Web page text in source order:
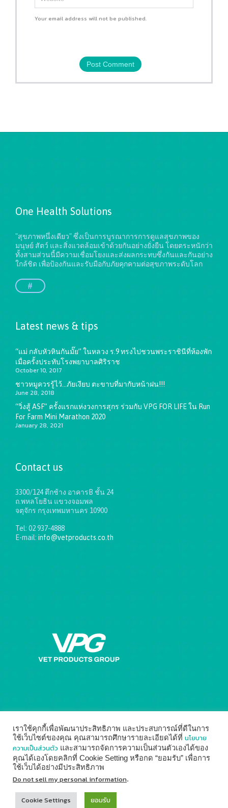
Your email address will not be published.
One Health Solutions
"สุขภาพหนึ่งเดียว" ซึ่งเป็นการบูรณาการการดูแลสุขภาพของ
มนุษย์ สัตว์ และสิ่งแวดล้อมเข้าด้วยกันอย่างยั่งยืนโดยตระหนักว่า
ทั้งสามส่วนนี้มีความเชื่อมโยงและส่งผลกระทบซึ่งกันและกันอย่าง
ใกล้ชิด เพื่อป้องกันและรับมือกับภัยคุกคามต่อสุขภาพระดับโลก
#
Latest news & tips
“แม่ กลับหัวหินกันมั๊ย” ในหลวง ร.9 ทรงไปชวนพระราชินีที่ห้องพัก
เมื่อครั้งประทับโรงพยาบาลศิริราช
October 10, 2017
ชาวหมูควรรู้ไว้…ภัยเงียบ ตะขาบที่มากับหน้าฝน!!!
June 28, 2018
“วิ่งสู้ ASF” ครั้งแรกแห่งวงการสุกร ร่วมกับ VPG FOR LIFE ใน Run
For Farm Mini Marathon 2020
January 28, 2021
Contact us
3300/124 ตึกช้าง อาคารB ชั้น 24
ถ.พหลโยธิน แขวงจอมพล
จตุจักร กรุงเทพมหานคร 10900
Tel: 02 937-4888
E-mail: info@vetproducts.co.th
↑
เราใช้คุกกี้เพื่อพัฒนาประสิทธิภาพ และประสบการณ์ที่ดีในการ
ใช้เว็บไซต์ของคุณ คุณสามารถศึกษารายละเอียดได้ที่ นโยบาย
ความเป็นส่วนตัว และสามารถจัดการความเป็นส่วนตัวเองได้ของ
คุณได้เองโดยคลิกที่ Cookie Setting หรือกด “ยอมรับ” เพื่อการ
ใช้เว็บได้อย่างมีประสิทธิภาพ
Do not sell my personal information.
Cookie Settings ยอมรับ